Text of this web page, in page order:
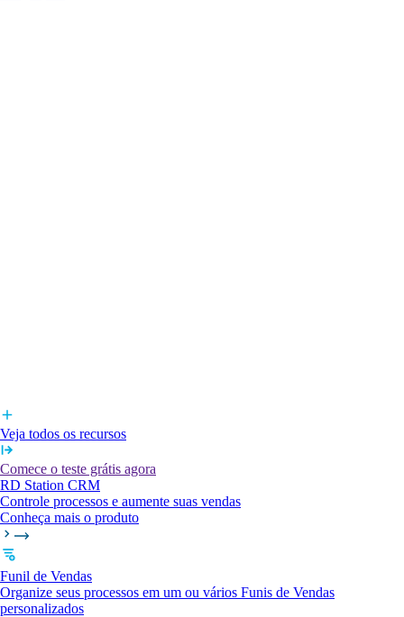
Veja todos os recursos
Comece o teste grátis agora
RD Station CRM
Controle processos e aumente suas vendas
Conheça mais o produto
Funil de Vendas
Organize seus processos em um ou vários Funis de Vendas
personalizados